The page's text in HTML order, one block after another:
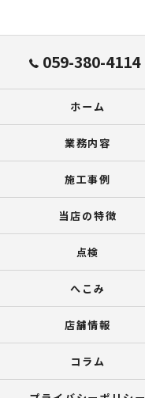
059-380-4114
ホーム
業務内容
施工事例
当店の特徴
点検
へこみ
店舗情報
コラム